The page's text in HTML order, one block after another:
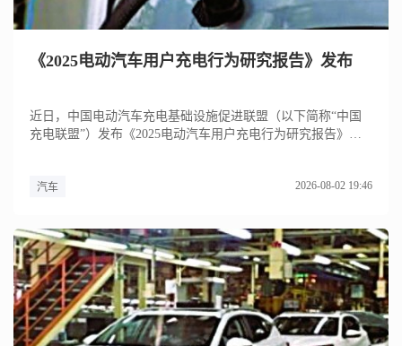
《2025电动汽车用户充电行为研究报告》发布
近日，中国电动汽车充电基础设施促进联盟（以下简称“中国
充电联盟”）发布《2025电动汽车用户充电行为研究报告》
汽车 2026-08-02 19:46